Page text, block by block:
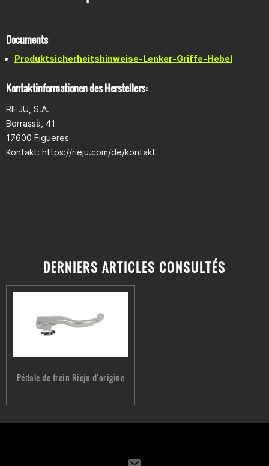
Documents
Produktsicherheitshinweise-Lenker-Griffe-Hebel
Kontaktinformationen des Herstellers:
RIEJU, S.A.
Borrassà, 41
17600 Figueres
Kontakt: https://rieju.com/de/kontakt
DERNIERS ARTICLES CONSULTÉS
Pédale de frein Rieju d'origine